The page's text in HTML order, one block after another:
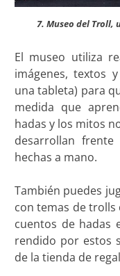
7. Museo del Troll,
El museo utiliza
imágenes, textos
una tableta) para
medida que
hadas y los mitos
desarrollan
hechas a mano.
También puedes
con temas de trolls
cuentos de hadas
rendido por estos
de la tienda de